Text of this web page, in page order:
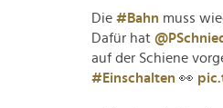
Die #Bahn muss
Dafür hat
auf der Schiene
#Einschalten 👀